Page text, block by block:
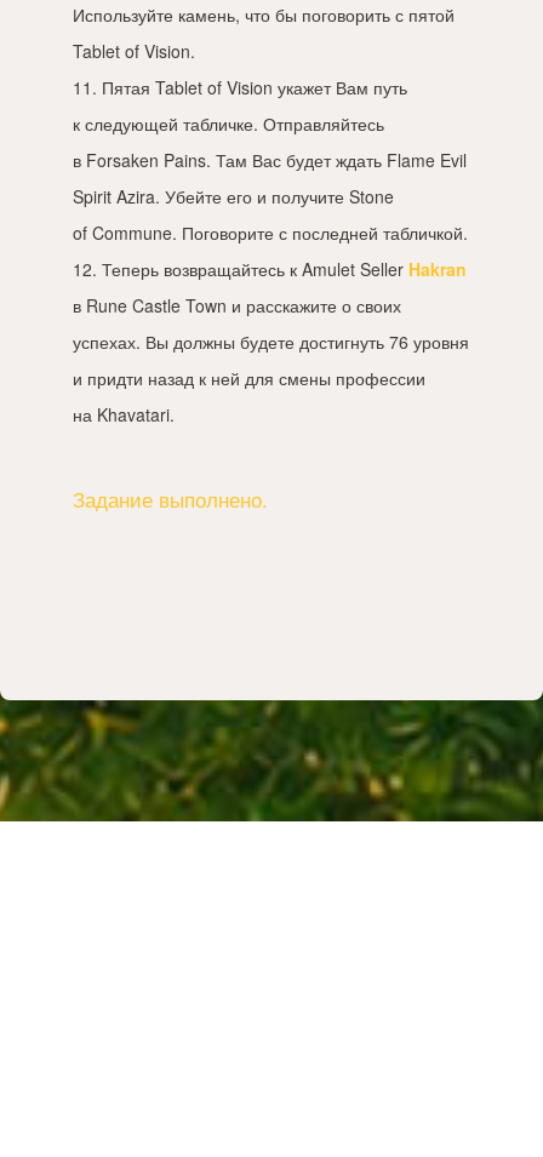
Используйте камень, что бы поговорить с пятой
Tablet of Vision.
11. Пятая Tablet of Vision укажет Вам путь
к следующей табличке. Отправляйтесь
в Forsaken Pains. Там Вас будет ждать Flame Evil
Spirit Azira. Убейте его и получите Stone
of Commune. Поговорите с последней табличкой.
12. Теперь возвращайтесь к Amulet Seller Hakran
в Rune Castle Town и расскажите о своих
успехах. Вы должны будете достигнуть 76 уровня
и придти назад к ней для смены профессии
на Khavatari.
Задание выполнено.